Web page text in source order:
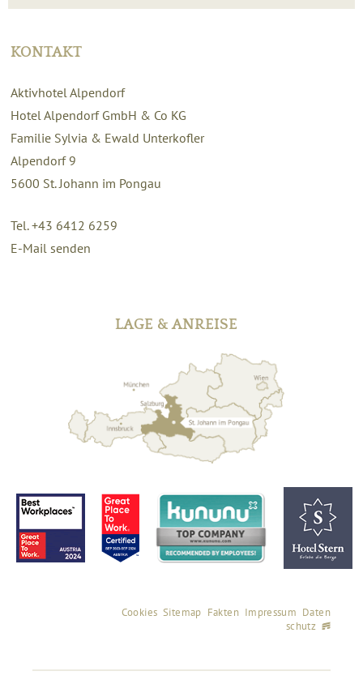
KONTAKT
Aktivhotel Alpendorf
Hotel Alpendorf GmbH & Co KG
Familie Sylvia & Ewald Unterkofler
Alpendorf 9
5600 St. Johann im Pongau
Tel. +43 6412 6259
E-Mail senden
LAGE & ANREISE
Cookies Sitemap Fakten Impressum Daten
schutz